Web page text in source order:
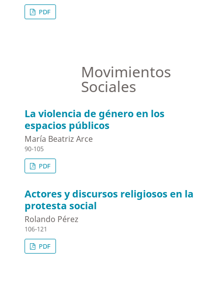
PDF
Movimientos
Sociales
La violencia de género en los
espacios públicos
María Beatriz Arce
90-105
PDF
Actores y discursos religiosos en la
protesta social
Rolando Pérez
106-121
PDF